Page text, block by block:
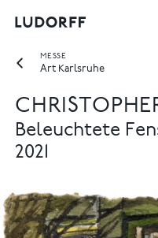
MESSE
Art Karlsruhe
Beleuchtete
2021